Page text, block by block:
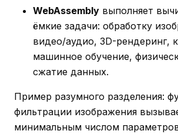
WebAssembly выполняет
ёмкие задачи: обработку
видео/аудио, 3D-рендеринг,
машинное обучение,
сжатие данных.
Пример разумного разделения:
фильтрации изображения
минимальным числом